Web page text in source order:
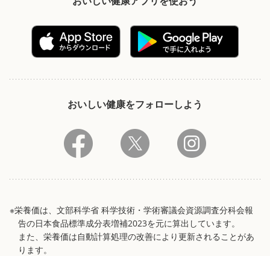
おいしい健康をフォローしよう
※栄養価は、文部科学省 科学技術・学術審議会資源調査分科会報
告の日本食品標準成分表増補2023を元に算出しています。
また、栄養価は自動計算処理の改善により更新されることがあ
ります。